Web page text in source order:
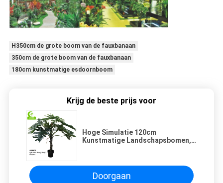
H350cm de grote boom van de fauxbanaan
350cm de grote boom van de fauxbanaan
180cm kunstmatige esdoornboom
Krijg de beste prijs voor
Hoge Simulatie 120cm
Kunstmatige Landschapsbomen,
Doorgaan